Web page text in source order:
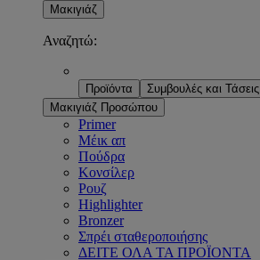
Μακιγιάζ
Αναζητώ:
Προϊόντα
Συμβουλές και Τάσεις
Μακιγιάζ Προσώπου
Primer
Μέικ απ
Πούδρα
Κονσίλερ
Ρουζ
Highlighter
Bronzer
Σπρέι σταθεροποιήσης
ΔΕΙΤΕ ΟΛΑ ΤΑ ΠΡΟΪΟΝΤΑ